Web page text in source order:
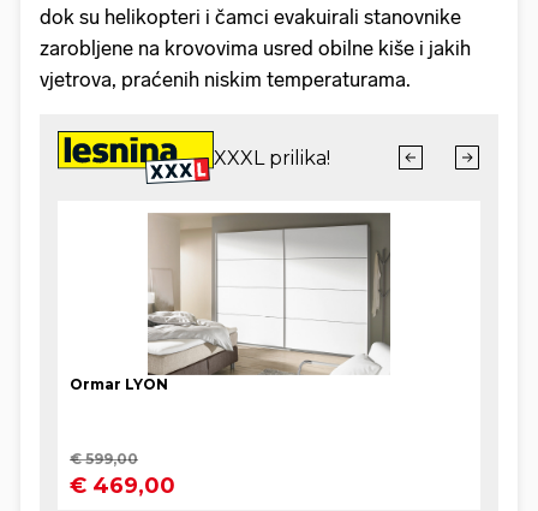
dok su helikopteri i čamci evakuirali stanovnike
zarobljene na krovovima usred obilne kiše i jakih
vjetrova, praćenih niskim temperaturama.